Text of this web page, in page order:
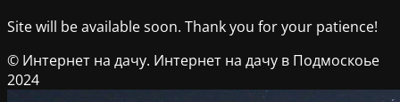
Site will be available soon. Thank you for your patience!
© Интернет на дачу. Интернет на дачу в Подмоскоье
2024